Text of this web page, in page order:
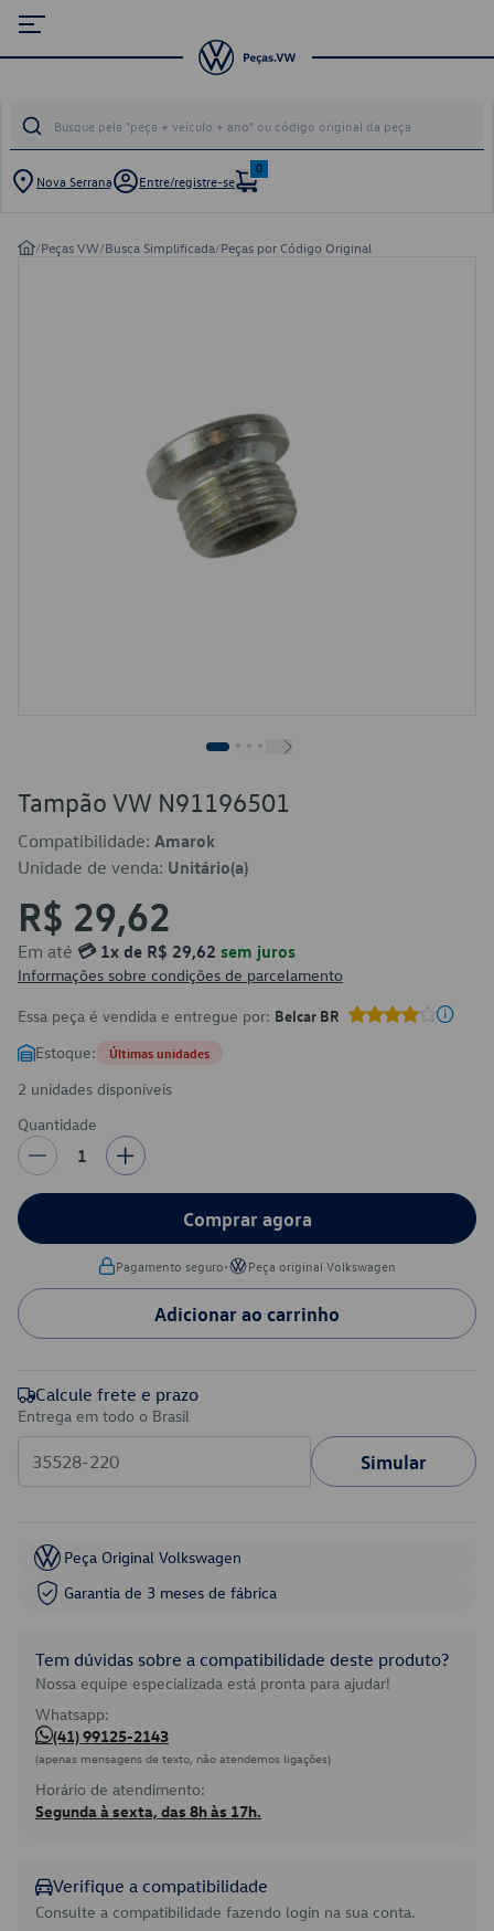
Nova Serrana Entre/registre-se
0
/Peças VW/Busca Simplificada/Peças por Código Original
Tampão VW N91196501
Compatibilidade: Amarok
Unidade de venda: Unitário(a)
R$ 29,62
Em até 💳 1x de R$ 29,62 sem juros
Informações sobre condições de parcelamento
Essa peça é vendida e entregue por: Belcar BR
Estoque: Últimas unidades
2 unidades disponíveis
Quantidade
1
Comprar agora
Pagamento seguro• Peça original Volkswagen
Adicionar ao carrinho
Calcule frete e prazo
Entrega em todo o Brasil
Simular
Peça Original Volkswagen
Garantia de 3 meses de fábrica
Tem dúvidas sobre a compatibilidade deste produto?
Nossa equipe especializada está pronta para ajudar!
Whatsapp:
(41) 99125-2143
(apenas mensagens de texto, não atendemos ligações)
Horário de atendimento:
Segunda à sexta, das 8h às 17h.
Verifique a compatibilidade
Consulte a compatibilidade fazendo login na sua conta.